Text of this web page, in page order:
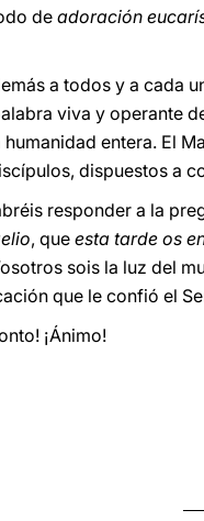
de adoración
a todos y a cada
viva y operante
entera. El
dispuestos a
responder a la
, que esta tarde os
sois la luz del
que le confió el
¡Ánimo!